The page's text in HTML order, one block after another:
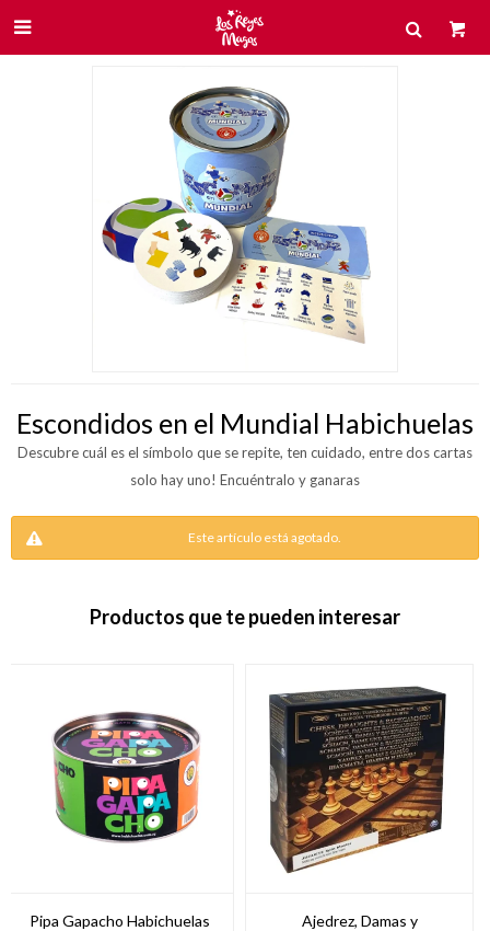

Escondidos en el Mundial Habichuelas
Descubre cuál es el símbolo que se repite, ten cuidado, entre dos cartas
solo hay uno! Encuéntralo y ganaras
Este artículo está agotado.
Productos que te pueden interesar
Pipa Gapacho Habichuelas
Ajedrez, Damas y